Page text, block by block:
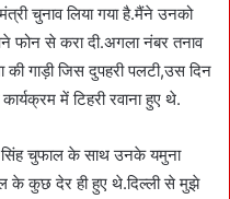
चुनाव लिया गया है.मैंने उनको
फोन से करा दी.अगला नंबर तनाव
गाड़ी जिस दुपहरी पलटी,उस दिन
में टिहरी रवाना हुए थे.
चुफाल के साथ उनके यमुना
के कुछ देर ही हुए थे.दिल्ली से मुझे